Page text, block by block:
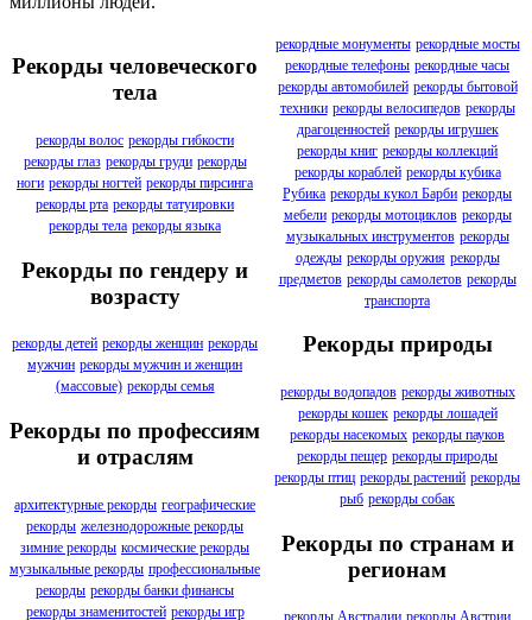
Рекорды человеческого
тела
рекорды волос рекорды гибкости
рекорды глаз рекорды груди рекорды
ноги рекорды ногтей рекорды пирсинга
рекорды рта рекорды татуировки
рекорды тела рекорды языка
Рекорды по гендеру и
возрасту
рекорды детей рекорды женщин рекорды
мужчин рекорды мужчин и женщин
(массовые) рекорды семья
Рекорды по профессиям
и отраслям
архитектурные рекорды географические
рекорды железнодорожные рекорды
зимние рекорды космические рекорды
музыкальные рекорды профессиональные
рекорды рекорды банки финансы
рекорды знаменитостей рекорды игр
рекордные монументы рекордные мосты
рекордные телефоны рекордные часы
рекорды автомобилей рекорды бытовой
техники рекорды велосипедов рекорды
драгоценностей рекорды игрушек
рекорды книг рекорды коллекций
рекорды кораблей рекорды кубика
Рубика рекорды кукол Барби рекорды
мебели рекорды мотоциклов рекорды
музыкальных инструментов рекорды
одежды рекорды оружия рекорды
предметов рекорды самолетов рекорды
транспорта
Рекорды природы
рекорды водопадов рекорды животных
рекорды кошек рекорды лошадей
рекорды насекомых рекорды пауков
рекорды пещер рекорды природы
рекорды птиц рекорды растений рекорды
рыб рекорды собак
Рекорды по странам и
регионам